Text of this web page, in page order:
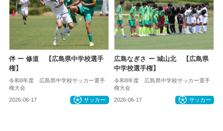
伴 ー 修道 【広島県中学校選手
権】
令和8年度 広島県中学校サッカー選手
権大会
2026-06-17 サッカー
広島なぎさ ー 城山北 【広島県
中学校選手権】
令和8年度 広島県中学校サッカー選手
権大会
2026-06-17 サッカー